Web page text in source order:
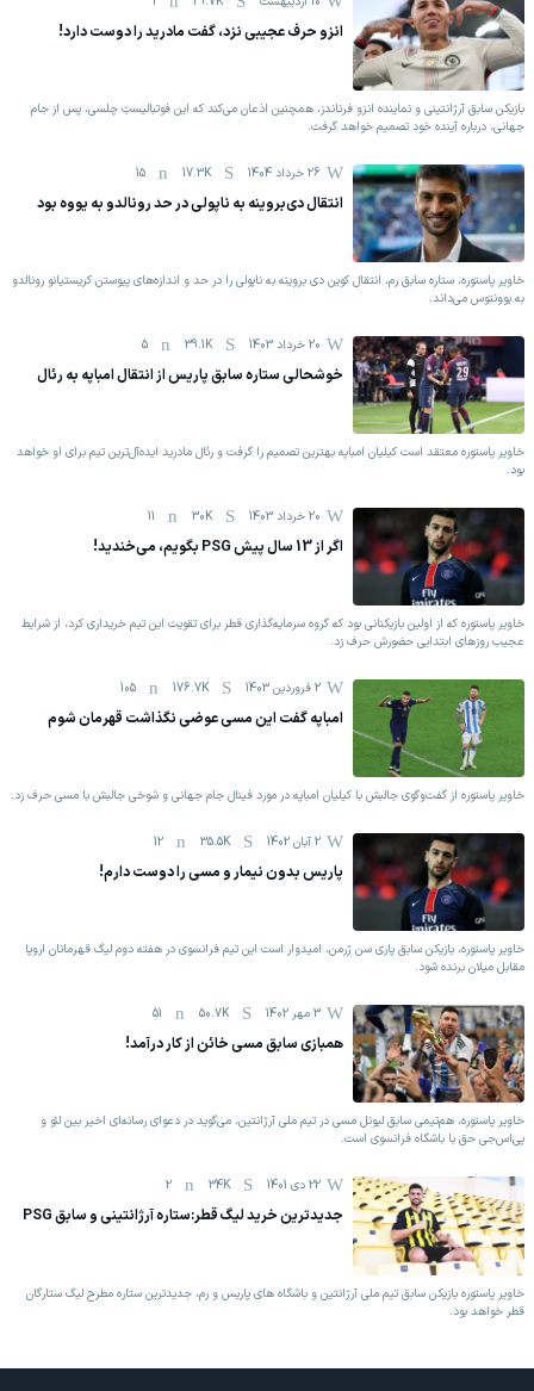
انزو حرف عجیبی نزد، گفت مادرید را دوست دارد!
بازیکن سابق آرژانتینی و نماینده انزو فرناندز، همچنین اذعان می‌کند که این فوتبالیستِ چلسی، پس از جام
جهانی، درباره آینده خود تصمیم خواهد گرفت.
26 خرداد 1404 17.3K
15
انتقال دی‌بروینه به ناپولی در حد رونالدو به یووه بود
خاویر پاستوره، ستاره سابق رم، انتقال کوین دی بروینه به ناپولی را در حد و اندازه‌های پیوستن کریستیانو رونالدو
به یوونتوس می‌داند.
20 خرداد 1403 39.1K
5
خوشحالی ستاره سابق پاریس از انتقال امباپه به رئال
خاویر پاستوره معتقد است کیلیان امباپه بهترین تصمیم را گرفت و رئال مادرید ایده‌آل‌ترین تیم برای او خواهد
بود.
20 خرداد 1403 30K
11
اگر از 13 سال پیش PSG بگویم، می‌خندید!
خاویر پاستوره که از اولین بازیکنانی بود که گروه سرمایه‌گذاری قطر برای تقویت این تیم خریداری کرد، از شرایط
عجیب روزهای ابتدایی حضورش حرف زد.
2 فروردين 1403 176.7K
105
امباپه گفت این مسی عوضی نگذاشت قهرمان شوم
خاویر پاستوره از گفت‌وگوی جالبش با کیلیان امباپه در مورد فینال جام جهانی و شوخی جالبش با مسی حرف زد.
2 آبان 1402 35.5K
12
پاریس بدون نیمار و مسی را دوست دارم!
خاویر پاستوره، بازیکن سابق پاری سن ژرمن، امیدوار است این تیم فرانسوی در هفته دوم لیگ قهرمانان اروپا
مقابل میلان برنده شود.
3 مهر 1402 50.7K
51
همبازی سابق مسی خائن از کار درآمد!
خاویر پاستوره، هم‌تیمی سابق لیونل مسی در تیم ملی آرژانتین، می‌گوید در دعوای رسانه‌ای اخیر بین لئو و
پی‌اس‌جی حق با باشگاه فرانسوی است.
22 دی 1401 34K
2
جدیدترین خرید لیگ قطر:ستاره آرژانتینی و سابق PSG
خاویر پاستوره بازیکن سابق تیم ملی آرژانتین و باشگاه های پاریس و رم، جدیدترین ستاره مطرح لیگ ستارگان
قطر خواهد بود.